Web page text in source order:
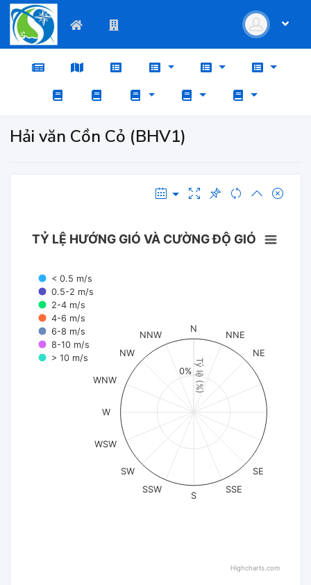
Hải văn Cồn Cỏ (BHV1)
Tỷ lệ (%)
TỶ LỆ HƯỚNG GIÓ VÀ CƯỜNG ĐỘ GIÓ
< 0.5 m/s
0.5-2 m/s
2-4 m/s
4-6 m/s
6-8 m/s
8-10 m/s
> 10 m/s
N
NNE
NE
SE
SSE
S
SSW
SW
WSW
W
WNW
NW
NNW
0%
Highcharts.com